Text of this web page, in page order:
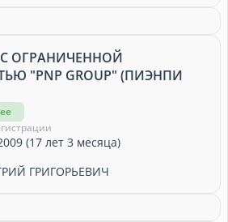
ОГРАНИЧЕННОЙ
"PNP GROUP" (ПИЭНПИ
(17 лет 3 месяца)
ГРИГОРЬЕВИЧ